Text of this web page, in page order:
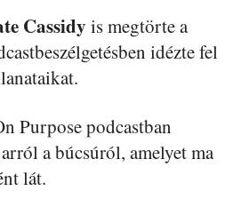
Cassidy is megtörte a
idézte fel
Purpose podcastban
a búcsúról, amelyet ma
lát.